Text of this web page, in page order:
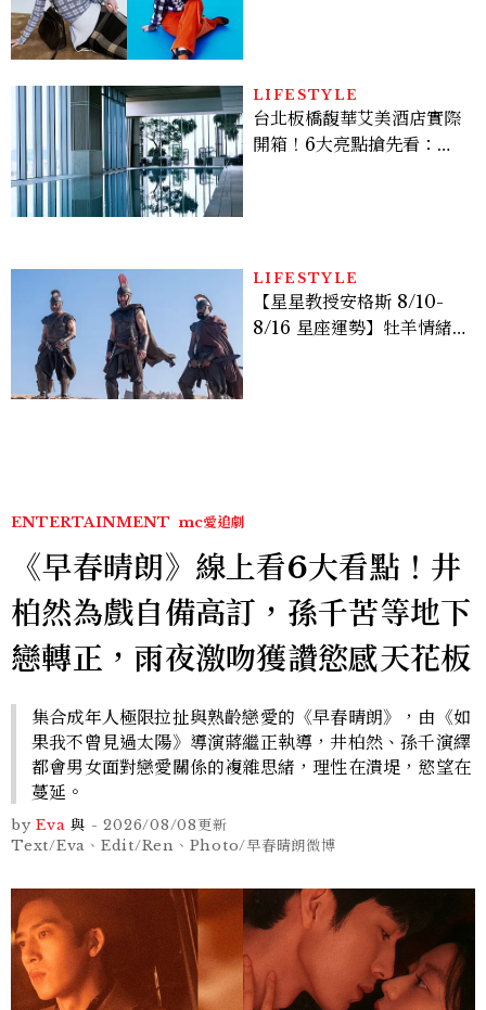
LIFESTYLE
台北板橋馥華艾美酒店實際
開箱！6大亮點搶先看：新
LIFESTYLE
【星星教授安格斯 8/10-
8/16 星座運勢】牡羊情緒
ENTERTAINMENT mc愛追劇
《早春晴朗》線上看6大看點！井
柏然為戲自備高訂，孫千苦等地下
戀轉正，雨夜激吻獲讚慾感天花板
集合成年人極限拉扯與熟齡戀愛的《早春晴朗》，由《如
果我不曾見過太陽》導演蔣繼正執導，井柏然、孫千演繹
都會男女面對戀愛關係的複雜思緒，理性在潰堤，慾望在
蔓延。
by Eva 與 -2026/08/08更新
Text/Eva、Edit/Ren、Photo/早春晴朗微博